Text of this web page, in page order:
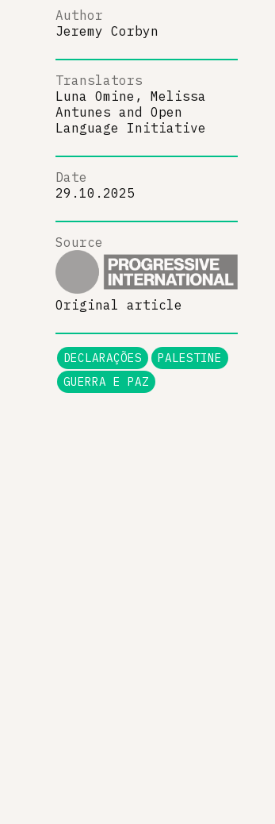
Author
Jeremy Corbyn
Translators
Luna Omine, Melissa
Antunes and Open
Language Initiative
Date
29.10.2025
Source
Original article
DECLARAÇÕES
PALESTINE
GUERRA E PAZ